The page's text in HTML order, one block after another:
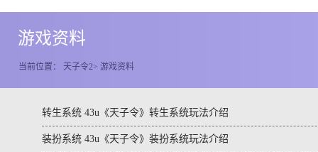
游戏资料
当前位置： 天子令2> 游戏资料
转生系统 43u《天子令》转生系统玩法介绍
装扮系统 43u《天子令》装扮系统玩法介绍